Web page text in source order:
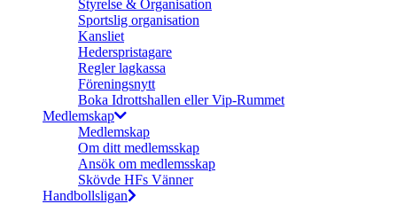
Styrelse & Organisation
Sportslig organisation
Kansliet
Hederspristagare
Regler lagkassa
Föreningsnytt
Boka Idrottshallen eller Vip-Rummet
Medlemskap
Medlemskap
Om ditt medlemsskap
Ansök om medlemsskap
Skövde HFs Vänner
Handbollsligan